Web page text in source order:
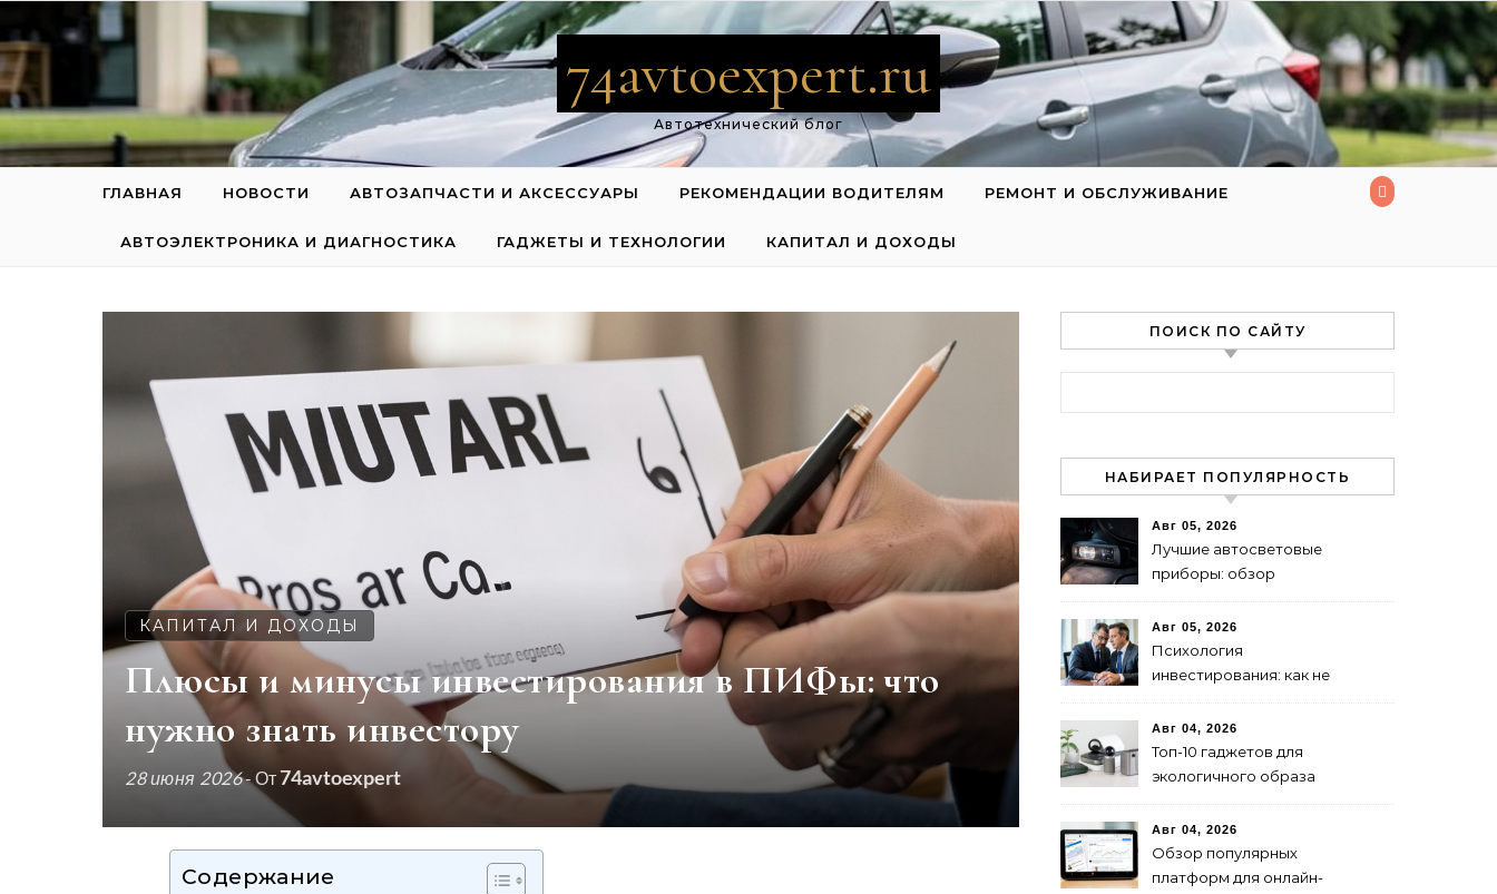
Перейти к содержимому
74avtoexpert.ru
Автотехнический блог
ГЛАВНАЯ НОВОСТИ АВТОЗАПЧАСТИ И АКСЕССУАРЫ РЕКОМЕНДАЦИИ ВОДИТЕЛЯМ РЕМОНТ И ОБСЛУЖИВАНИЕ
АВТОЭЛЕКТРОНИКА И ДИАГНОСТИКА ГАДЖЕТЫ И ТЕХНОЛОГИИ КАПИТАЛ И ДОХОДЫ
КАПИТАЛ И ДОХОДЫ
Плюсы и минусы инвестирования в ПИФы: что
нужно знать инвестору
28 июня 2026- От74avtoexpert
Содержание
ПОИСК ПО САЙТУ
НАБИРАЕТ ПОПУЛЯРНОСТЬ
Авг 05, 2026
Лучшие автосветовые
приборы: обзор
безопасной езды
Авг 05, 2026
Психология
инвестирования: как не
рынка
Авг 04, 2026
Топ-10 гаджетов для
экологичного образа
Авг 04, 2026
Обзор популярных
платформ для онлайн-